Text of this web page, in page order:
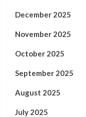
December 2025
November 2025
October 2025
September 2025
August 2025
July 2025